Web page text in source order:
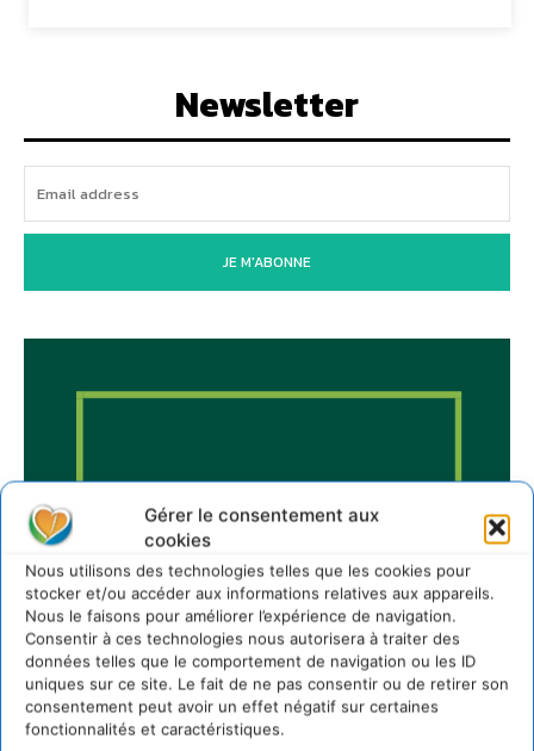
Gérer le consentement aux
cookies
Nous utilisons des technologies telles que les cookies pour
stocker et/ou accéder aux informations relatives aux appareils.
Nous le faisons pour améliorer l’expérience de navigation.
Consentir à ces technologies nous autorisera à traiter des
données telles que le comportement de navigation ou les ID
uniques sur ce site. Le fait de ne pas consentir ou de retirer son
consentement peut avoir un effet négatif sur certaines
fonctionnalités et caractéristiques.
Newsletter
JE M'ABONNE